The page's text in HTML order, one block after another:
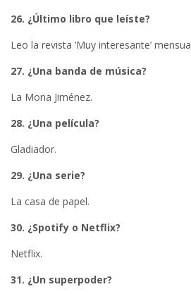
26. ¿Último libro que leíste?
Leo la revista ‘Muy interesante’
27. ¿Una banda de música?
La Mona Jiménez.
28. ¿Una película?
Gladiador.
29. ¿Una serie?
La casa de papel.
30. ¿Spotify o Netflix?
Netflix.
31. ¿Un superpoder?